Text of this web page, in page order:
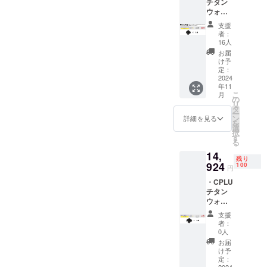
の販売
予定価
格に対
するも
ので
す。
ウォッ
チバン
ドLED
ライト1
点 ・カ
ラー：
ブラッ
販売価
20,445
円→割
引価格
14,515
込・送
料込み
※ 割引
率は製
品本体
の販売
予定価
格に対
するも
ので
す。
支援
者：
16人
お届
け予
定：
2024
年11
月
詳細を見る
こ
の
リ
タ
ー
ン
を
選
択
す
る
14,
924 円
残り
100
・CPLU
チタン
ウォッ
チバン
ドLED
ライト1
点 ・カ
ラー：
ブラッ
支援
者：
0人
お届
け予
定：